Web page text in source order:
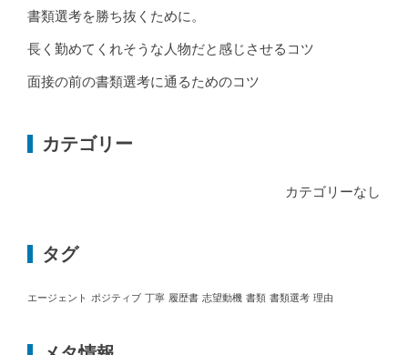
書類選考を勝ち抜くために。
長く勤めてくれそうな人物だと感じさせるコツ
面接の前の書類選考に通るためのコツ
カテゴリー
カテゴリーなし
タグ
エージェント ポジティブ 丁寧 履歴書 志望動機 書類 書類選考 理由